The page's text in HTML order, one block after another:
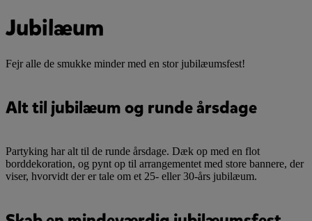
Jubilæum
Fejr alle de smukke minder med en stor jubilæumsfest!
Alt til jubilæum og runde årsdage
Partyking har alt til de runde årsdage. Dæk op med en flot
borddekoration, og pynt op til arrangementet med store bannere, der
viser, hvorvidt der er tale om et 25- eller 30-års jubilæum.